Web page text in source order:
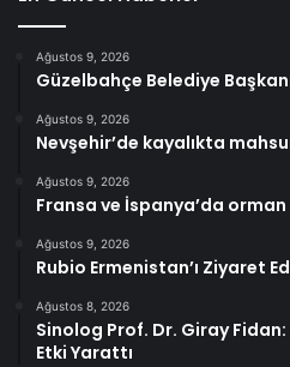
Ağustos 9, 2026
Güzelbahçe Belediye
Ağustos 9, 2026
Nevşehir’de kayalıkta
Ağustos 9, 2026
Fransa ve İspanya’da orman
Ağustos 9, 2026
Rubio Ermenistan’ı Ziyaret
Ağustos 8, 2026
Sinolog Prof. Dr. Giray
Etki Yarattı